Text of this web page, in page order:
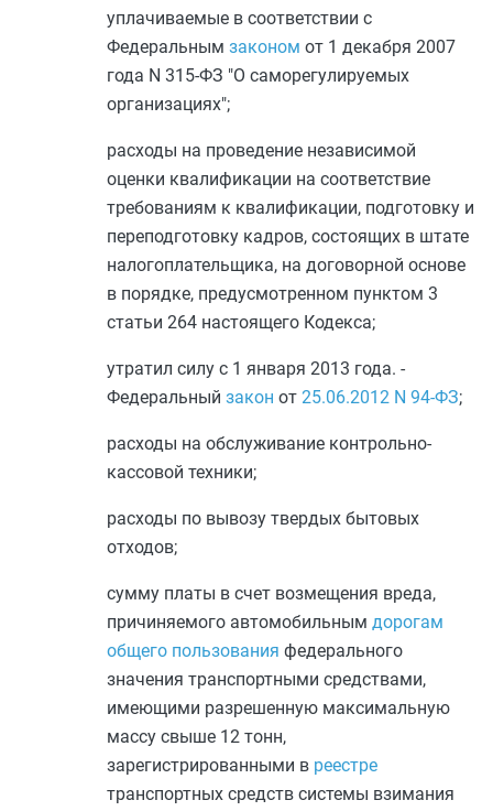
уплачиваемые в соответствии с
Федеральным законом от 1 декабря 2007
года N 315-ФЗ "О саморегулируемых
организациях";
расходы на проведение независимой
оценки квалификации на соответствие
требованиям к квалификации, подготовку и
переподготовку кадров, состоящих в штате
налогоплательщика, на договорной основе
в порядке, предусмотренном пунктом 3
статьи 264 настоящего Кодекса;
утратил силу с 1 января 2013 года. -
Федеральный закон от 25.06.2012 N 94-ФЗ;
расходы на обслуживание контрольно-
кассовой техники;
расходы по вывозу твердых бытовых
отходов;
сумму платы в счет возмещения вреда,
причиняемого автомобильным дорогам
общего пользования федерального
значения транспортными средствами,
имеющими разрешенную максимальную
массу свыше 12 тонн,
зарегистрированными в реестре
транспортных средств системы взимания